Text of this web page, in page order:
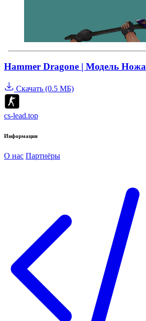
Hammer Dragone | Модель Ножа
Скачать (0.5 МБ)
cs-lead.top
Информация
О нас Партнёры